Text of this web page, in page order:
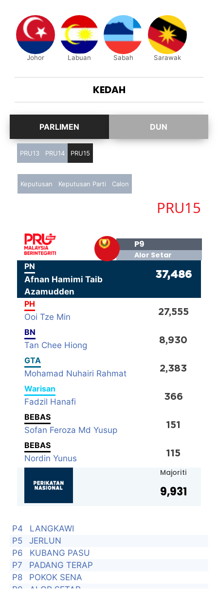
Johor Labuan Sabah Sarawak
KEDAH
P4
LANGKAWI
P5
JERLUN
P6
KUBANG PASU
P7
PADANG TERAP
P8
POKOK SENA
P9
ALOR SETAR
PRU13 PRU14 PRU15
Keputusan Keputusan Parti Calon
PRU15
P9
Alor Setar
PN
Afnan Hamimi Taib
Azamudden
37,486
PH
Ooi Tze Min
27,555
BN
Tan Chee Hiong
8,930
GTA
Mohamad Nuhairi Rahmat
2,383
Warisan
Fadzil Hanafi
366
BEBAS
Sofan Feroza Md Yusup
151
BEBAS
Nordin Yunus
115
Majoriti
9,931